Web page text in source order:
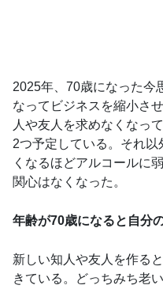
2025年、70歳になった今
なってビジネスを縮小さ
人や友人を求めなくなっ
2つ予定している。それ
くなるほどアルコールに
関心はなくなった。
年齢が70歳になると自分
新しい知人や友人を作る
きている。どっちみち老